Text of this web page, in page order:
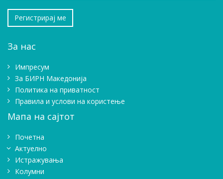
За нас
Импресум
Зa БИРН Македонија
Политика на приватност
Правила и услови на користење
Мапа на сајтот
Почетна
Актуелно
Истражувањa
Колумни